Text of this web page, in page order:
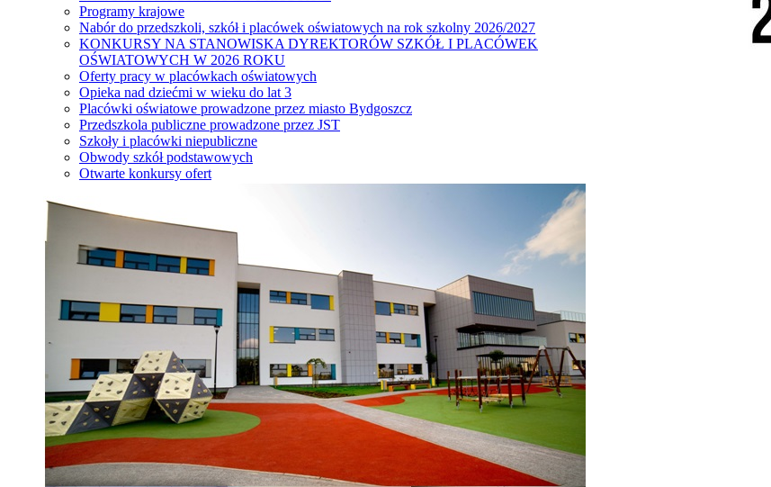
Programy krajowe
Nabór do przedszkoli, szkół i placówek oświatowych na rok szkolny 2026/2027
KONKURSY NA STANOWISKA DYREKTORÓW SZKÓŁ I PLACÓWEK
OŚWIATOWYCH W 2026 ROKU
Oferty pracy w placówkach oświatowych
Opieka nad dziećmi w wieku do lat 3
Placówki oświatowe prowadzone przez miasto Bydgoszcz
Przedszkola publiczne prowadzone przez JST
Szkoły i placówki niepubliczne
Obwody szkół podstawowych
Otwarte konkursy ofert